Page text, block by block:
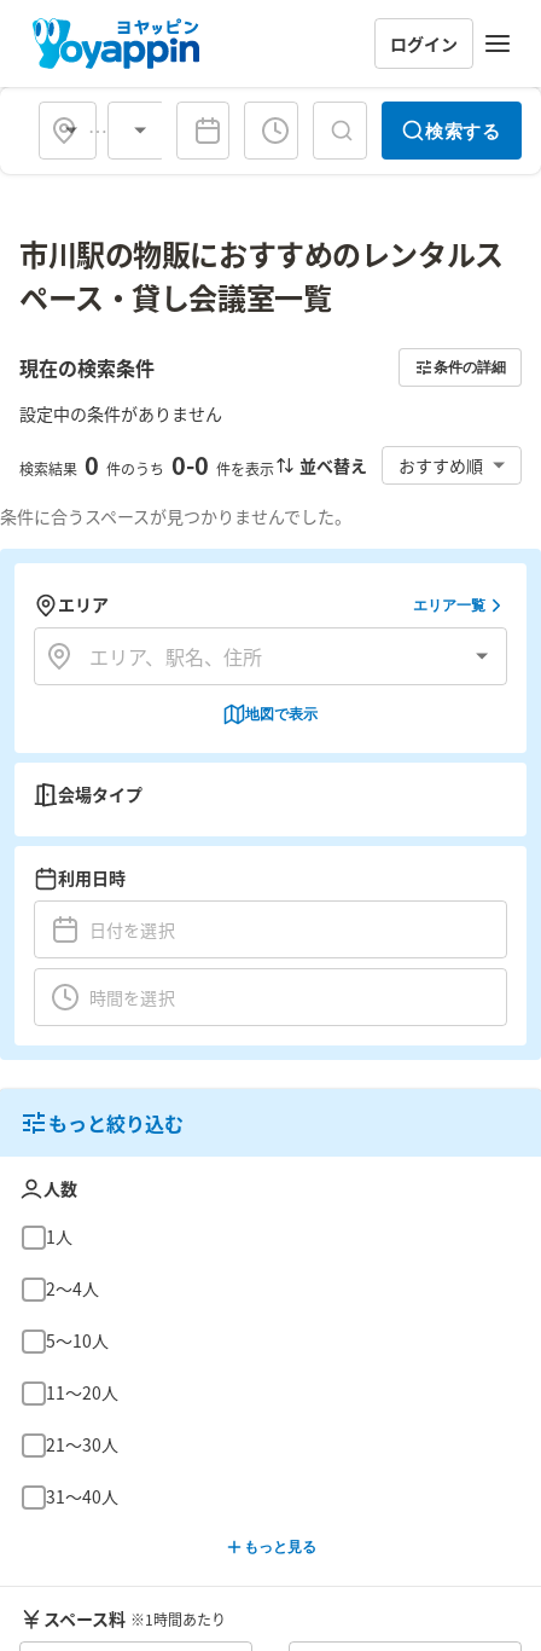
ログイン
会場タイプ 検索する
市川駅の物販におすすめのレンタルス
ペース・貸し会議室一覧
現在の検索条件 条件の詳細
設定中の条件がありません
検索結果 0 件のうち 0-0 件を表示 並べ替え おすすめ順
条件に合うスペースが見つかりませんでした。
エリア エリア一覧
地図で表示
会場タイプ
利用日時
もっと絞り込む
人数
1人
2〜4人
5〜10人
11〜20人
21〜30人
31〜40人
もっと見る
スペース料 ※1時間あたり